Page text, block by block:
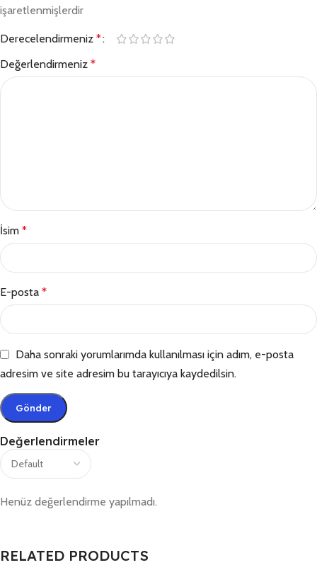
Değerlendirmeler
Henüz değerlendirme yapılmadı.
işaretlenmişlerdir
Derecelendirmeniz *
Değerlendirmeniz *
İsim *
E-posta *
Daha sonraki yorumlarımda kullanılması için adım, e-posta
adresim ve site adresim bu tarayıcıya kaydedilsin.
RELATED PRODUCTS